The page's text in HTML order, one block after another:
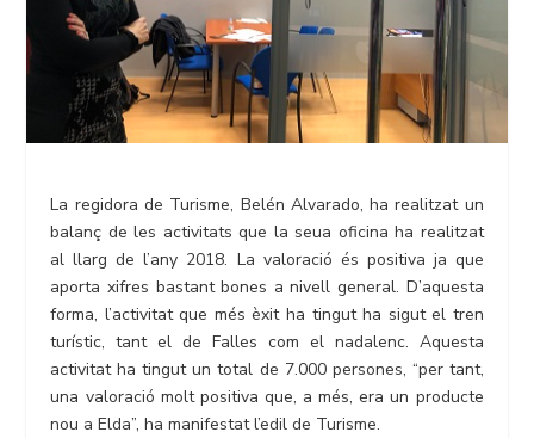
La regidora de Turisme, Belén Alvarado, ha realitzat un
balanç de les activitats que la seua oficina ha realitzat
al llarg de l’any 2018. La valoració és positiva ja que
aporta xifres bastant bones a nivell general. D’aquesta
forma, l’activitat que més èxit ha tingut ha sigut el tren
turístic, tant el de Falles com el nadalenc. Aquesta
activitat ha tingut un total de 7.000 persones, “per tant,
una valoració molt positiva que, a més, era un producte
nou a Elda”, ha manifestat l’edil de Turisme.